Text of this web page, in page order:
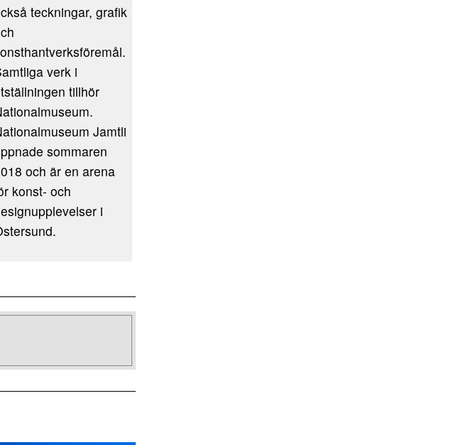
teckningar, grafik
verk i
tillhör
Jamtli
sommaren
och är en arena
konst- och
i